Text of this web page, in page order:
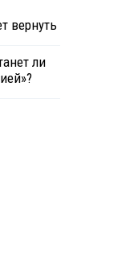
вернуть
ли